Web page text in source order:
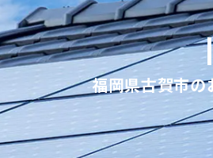
福岡県古賀市の